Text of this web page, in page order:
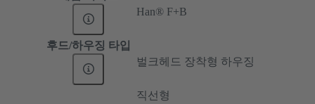
Han® F+B
후드/하우징 타입
벌크헤드 장착형 하우징
직선형